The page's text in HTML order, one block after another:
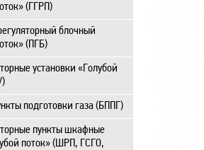
(ГГРП)
блочный
(ПГБ)
установки «Голубой
подготовки газа (БППГ)
пункты шкафные
поток» (ШРП, ГСГО,